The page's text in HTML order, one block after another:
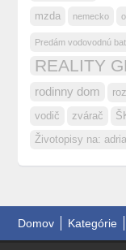
mzda nemecko
Predám vodovodnú
REALITY
rodinny dom
vodič zvárač
Životopisy na:
Domov Kategórie